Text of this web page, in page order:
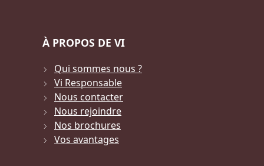
À PROPOS DE VI
Qui sommes nous ?
Vi Responsable
Nous contacter
Nous rejoindre
Nos brochures
Vos avantages